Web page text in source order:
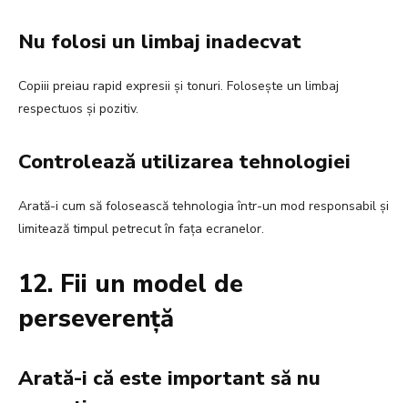
Nu folosi un limbaj inadecvat
Copiii preiau rapid expresii și tonuri. Folosește un limbaj
respectuos și pozitiv.
Controlează utilizarea tehnologiei
Arată-i cum să folosească tehnologia într-un mod responsabil și
limitează timpul petrecut în fața ecranelor.
12. Fii un model de
perseverență
Arată-i că este important să nu